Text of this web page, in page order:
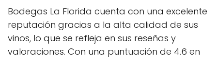
Bodegas La Florida cuenta con una excelente
reputación gracias a la alta calidad de sus
vinos, lo que se refleja en sus reseñas y
valoraciones. Con una puntuación de 4.6 en